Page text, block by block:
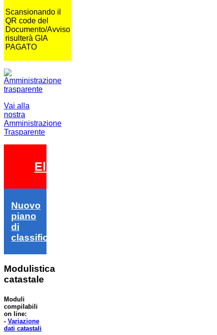
Scansionando il
QR code del
Documento/Avviso
risulterà GIA
PAGATO
Vai alla
nostra
Amministrazione
Trasparente
Elezioni 2026
Nuovo
piano
di
classifica
Modulistica
catastale
Moduli
compilabili
on line:
- Variazione
dati catastali